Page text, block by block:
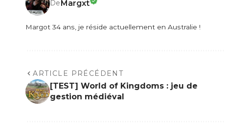
DeMargxt
Margot 34 ans, je réside actuellement en Australie !
ARTICLE PRÉCÉDENT
[TEST] World of Kingdoms : jeu de
gestion médiéval